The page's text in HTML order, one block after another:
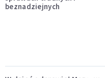
beznadziejnych